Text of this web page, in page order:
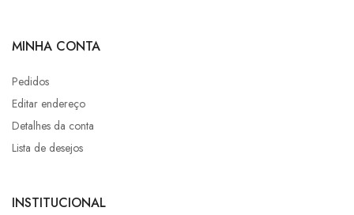
MINHA CONTA
Pedidos
Editar endereço
Detalhes da conta
Lista de desejos
INSTITUCIONAL